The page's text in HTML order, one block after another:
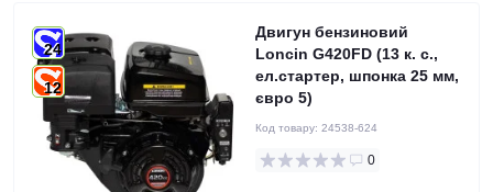
24
12
Двигун бензиновий
Loncin G420FD (13 к. с.,
ел.стартер, шпонка 25 мм,
євро 5)
Код товару: 24538-624
0